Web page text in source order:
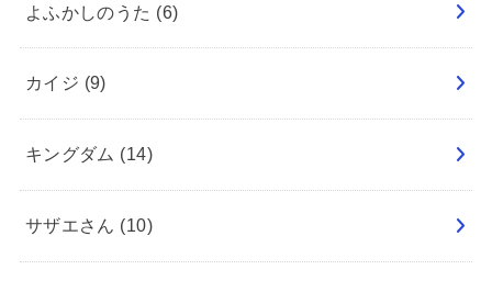
よふかしのうた (6)
カイジ (9)
キングダム (14)
サザエさん (10)